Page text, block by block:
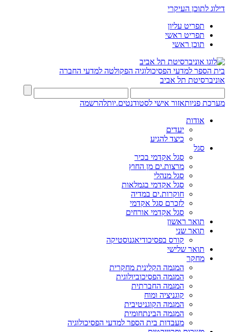
דילוג לתוכן העיקרי
תפריט עליון
תפריט ראשי
תוכן ראשי
בית הספר למדעי הפסיכולוגיה הפקולטה למדעי החברה
אוניברסיטת תל אביב
מערכת פניותאזור אישי לסטודנטים.יותלהרשמה
אודות
יעדים
כיצד להגיע
סגל
סגל אקדמי בכיר
מרצות.ים מן החוץ
סגל מנהלי
סגל אקדמי בגמלאות
חוקרות.ים במדיה
לזכרם סגל אקדמי
סגל אקדמי אורחים
תואר ראשון
תואר שני
קורס בפסיכודיאגנוסטיקה
תואר שלישי
מחקר
המגמה הקלינית מחקרית
המגמה הפסיכוביולוגית
המגמה החברתית
קוגניציה ומוח
המגמה הקוגניטיבית
המגמה הבינתחומית
מעבדות בית הספר למדעי הפסיכולוגיה